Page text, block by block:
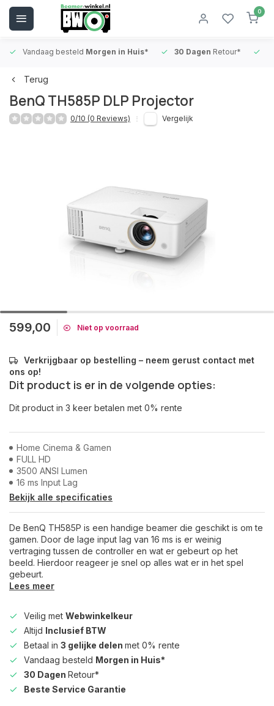
0
Vandaag besteld Morgen in Huis* 30 Dagen Retour*
Terug
BenQ TH585P DLP Projector
0/10 (0 Reviews) Vergelijk
599,00 Niet op voorraad
Verkrijgbaar op bestelling – neem gerust contact met
ons op!
Dit product is er in de volgende opties:
Dit product in 3 keer betalen met 0% rente
Home Cinema & Gamen
FULL HD
3500 ANSI Lumen
16 ms Input Lag
Bekijk alle specificaties
De BenQ TH585P is een handige beamer die geschikt is om te
gamen. Door de lage input lag van 16 ms is er weinig
vertraging tussen de controller en wat er gebeurt op het
beeld. Hierdoor reageer je snel op alles wat er in het spel
gebeurt.
Lees meer
Veilig met Webwinkelkeur
Altijd Inclusief BTW
Betaal in 3 gelijke delen met 0% rente
Vandaag besteld Morgen in Huis*
30 Dagen Retour*
Beste Service Garantie